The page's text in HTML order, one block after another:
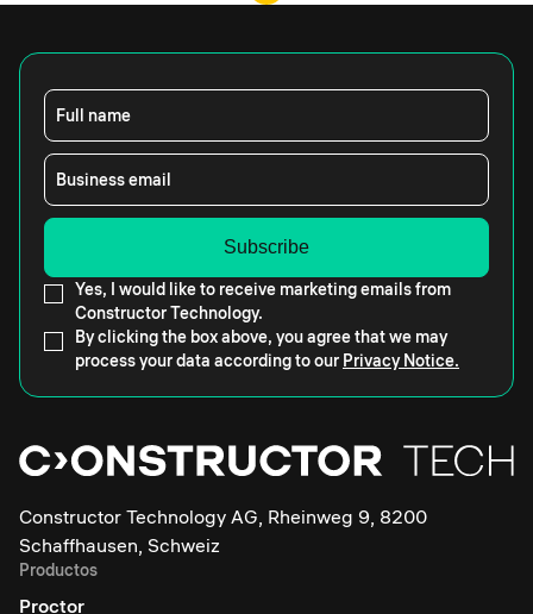
Full name
Business email
Yes, I would like to receive marketing emails from
Constructor Technology.
By clicking the box above, you agree that we may
process your data according to our Privacy Notice.
Constructor Technology AG, Rheinweg 9, 8200
Schaffhausen, Schweiz
Productos
Proctor